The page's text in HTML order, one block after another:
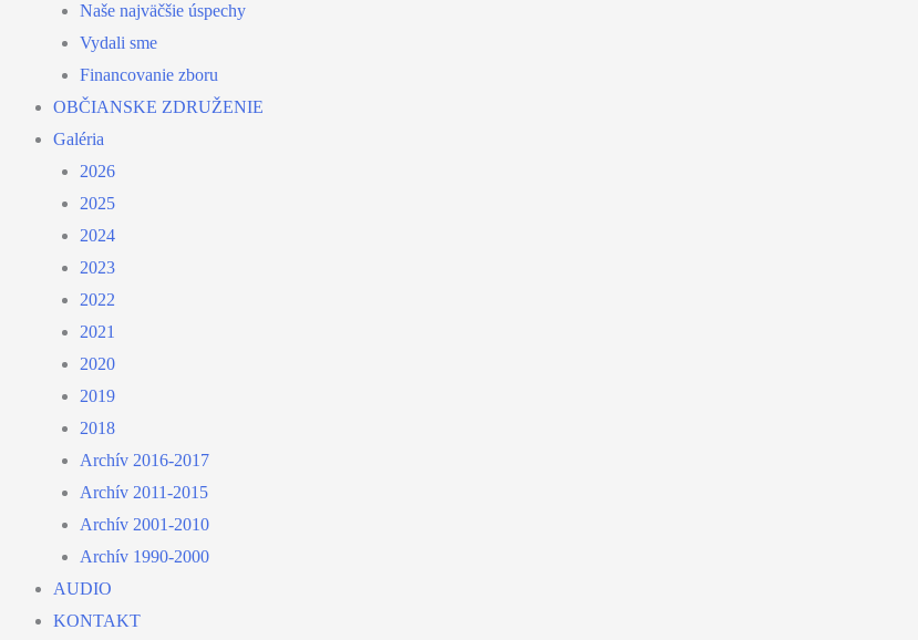
Naše najväčšie úspechy
Vydali sme
Financovanie zboru
OBČIANSKE ZDRUŽENIE
Galéria
2026
2025
2024
2023
2022
2021
2020
2019
2018
Archív 2016-2017
Archív 2011-2015
Archív 2001-2010
Archív 1990-2000
AUDIO
KONTAKT